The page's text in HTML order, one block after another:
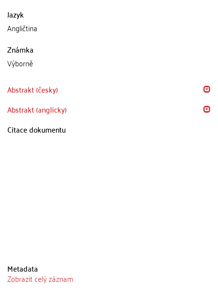
Jazyk
Angličtina
Známka
Výborně
Abstrakt (česky)
Abstrakt (anglicky)
Citace dokumentu
Metadata
Zobrazit celý záznam